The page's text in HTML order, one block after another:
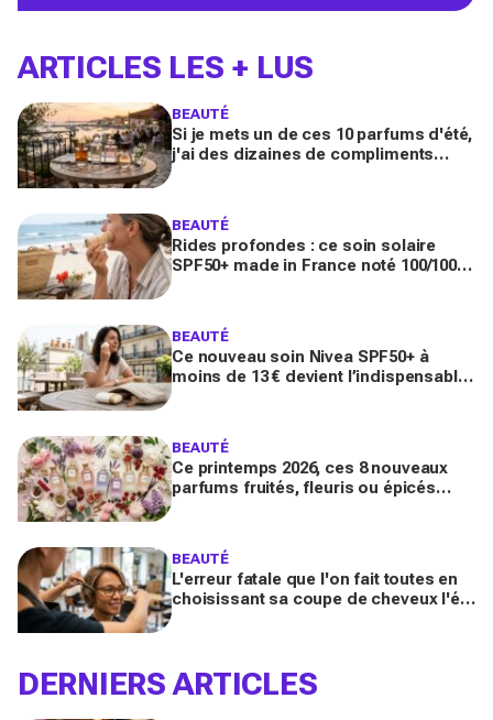
ARTICLES LES + LUS
BEAUTÉ
Si je mets un de ces 10 parfums d'été,
j'ai des dizaines de compliments
BEAUTÉ
Rides profondes : ce soin solaire
SPF50+ made in France noté 100/100
BEAUTÉ
Ce nouveau soin Nivea SPF50+ à
moins de 13 € devient l’indispensable
BEAUTÉ
Ce printemps 2026, ces 8 nouveaux
parfums fruités, fleuris ou épicés
BEAUTÉ
L'erreur fatale que l'on fait toutes en
choisissant sa coupe de cheveux l'été
DERNIERS ARTICLES